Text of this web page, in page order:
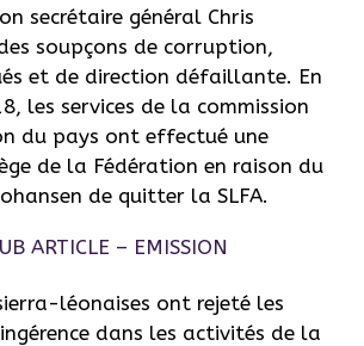
secrétaire général Chris
soupçons de corruption,
et de direction défaillante. En
les services de la commission
du pays ont effectué une
de la Fédération en raison du
de quitter la SLFA.
léonaises ont rejeté les
dans les activités de la